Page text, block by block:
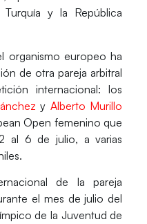
y la República
organismo europeo ha
de otra pareja arbitral
internacional: los
y Alberto Murillo
Open femenino que
al 6 de julio, a varias
de la pareja
el mes de julio del
de la Juventud de